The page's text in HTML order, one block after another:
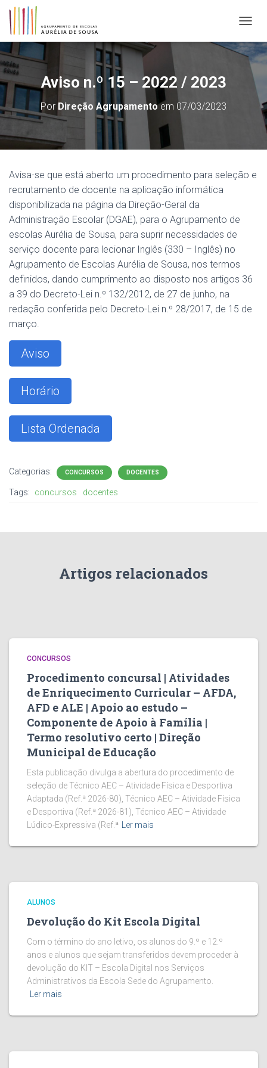
Aviso n.º 15 – 2022 / 2023
Por Direção Agrupamentoem 07/03/2023
Avisa-se que está aberto um procedimento para seleção e
recrutamento de docente na aplicação informática
disponibilizada na página da Direção-Geral da
Administração Escolar (DGAE), para o Agrupamento de
escolas Aurélia de Sousa, para suprir necessidades de
serviço docente para lecionar Inglês (330 – Inglês) no
Agrupamento de Escolas Aurélia de Sousa, nos termos
definidos, dando cumprimento ao disposto nos artigos 36
a 39 do Decreto-Lei n.º 132/2012, de 27 de junho, na
redação conferida pelo Decreto-Lei n.º 28/2017, de 15 de
março.
Aviso
Horário
Lista Ordenada
Categorias: CONCURSOS DOCENTES
Tags: concursos docentes
Artigos relacionados
CONCURSOS
Procedimento concursal | Atividades
de Enriquecimento Curricular – AFDA,
AFD e ALE | Apoio ao estudo –
Componente de Apoio à Família |
Termo resolutivo certo | Direção
Municipal de Educação
Esta publicação divulga a abertura do procedimento de
seleção de Técnico AEC – Atividade Física e Desportiva
Adaptada (Ref.ª 2026-80), Técnico AEC – Atividade Física
e Desportiva (Ref.ª 2026-81), Técnico AEC – Atividade
Lúdico-Expressiva (Ref.ª
Ler mais
ALUNOS
Devolução do Kit Escola Digital
Com o término do ano letivo, os alunos do 9.º e 12.º
anos e alunos que sejam transferidos devem proceder à
devolução do KIT – Escola Digital nos Serviços
Administrativos da Escola Sede do Agrupamento.
Ler mais